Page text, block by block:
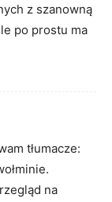
z szanowną
po prostu ma
tłumacze:
na